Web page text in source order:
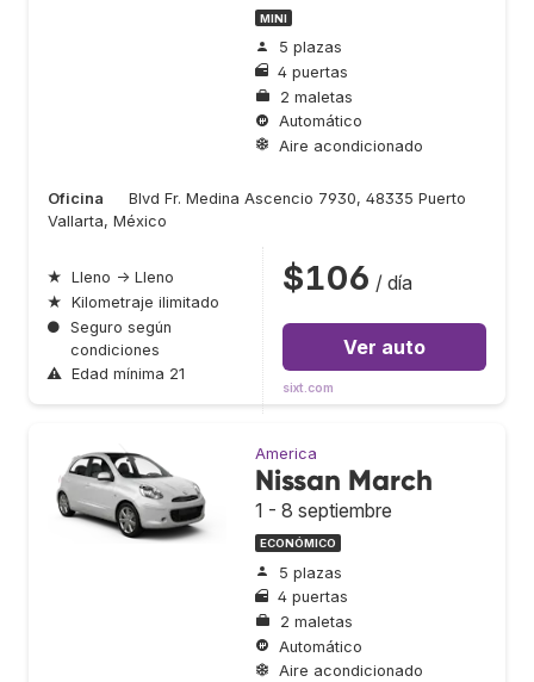
MINI
5 plazas
4 puertas
2 maletas
Automático
Aire acondicionado
Oficina
Blvd Fr. Medina Ascencio 7930, 48335 Puerto
Vallarta, México
★ Lleno → Lleno
★ Kilometraje ilimitado
● Seguro según
condiciones
⚠ Edad mínima 21
$106 / día
Ver auto
sixt.com
America
Nissan March
1 - 8 septiembre
ECONÓMICO
5 plazas
4 puertas
2 maletas
Automático
Aire acondicionado